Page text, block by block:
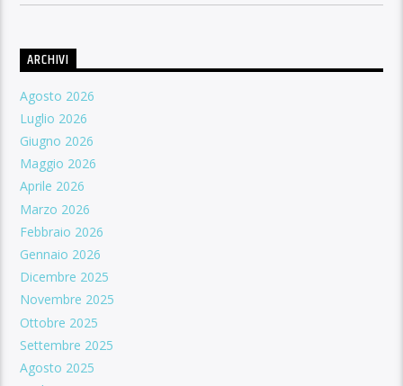
ARCHIVI
Agosto 2026
Luglio 2026
Giugno 2026
Maggio 2026
Aprile 2026
Marzo 2026
Febbraio 2026
Gennaio 2026
Dicembre 2025
Novembre 2025
Ottobre 2025
Settembre 2025
Agosto 2025